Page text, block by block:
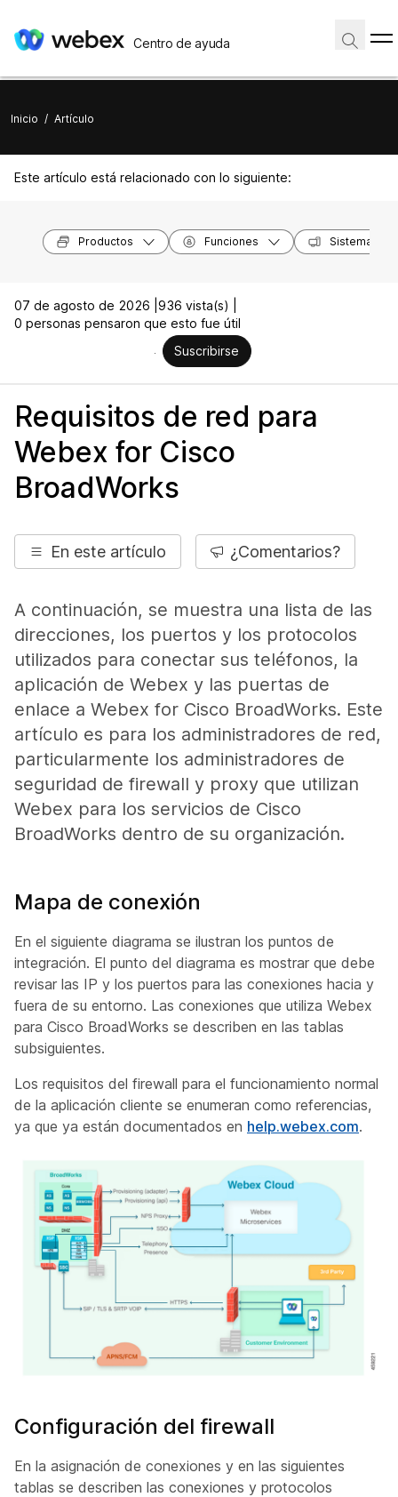
Centro de ayuda
Inicio / Artículo
Este artículo está relacionado con lo siguiente:
Productos Funciones Sistemas
07 de agosto de 2026 | 936 vista(s) |
0 personas pensaron que esto fue útil
Suscribirse
Requisitos de red para
Webex for Cisco
BroadWorks
En este artículo ¿Comentarios?
A continuación, se muestra una lista de las
direcciones, los puertos y los protocolos
utilizados para conectar sus teléfonos, la
aplicación de Webex y las puertas de
enlace a Webex for Cisco BroadWorks. Este
artículo es para los administradores de red,
particularmente los administradores de
seguridad de firewall y proxy que utilizan
Webex para los servicios de Cisco
BroadWorks dentro de su organización.
Mapa de conexión
En el siguiente diagrama se ilustran los puntos de
integración. El punto del diagrama es mostrar que debe
revisar las IP y los puertos para las conexiones hacia y
fuera de su entorno. Las conexiones que utiliza Webex
para Cisco BroadWorks se describen en las tablas
subsiguientes.
Los requisitos del firewall para el funcionamiento normal
de la aplicación cliente se enumeran como referencias,
ya que ya están documentados en help.webex.com.
Configuración del firewall
En la asignación de conexiones y en las siguientes
tablas se describen las conexiones y protocolos